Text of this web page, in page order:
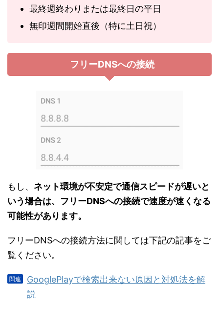
最終週終わりまたは最終日の平日
無印週間開始直後（特に土日祝）
フリーDNSへの接続
もし、 ネット環境が不安定で通信スピードが遅いと
いう場合は、フリーDNSへの接続で速度が速くなる
可能性があります。
フリーDNSへの接続方法に関しては下記の記事をご
覧ください。
GooglePlayで検索出来ない原因と対処法を解
説